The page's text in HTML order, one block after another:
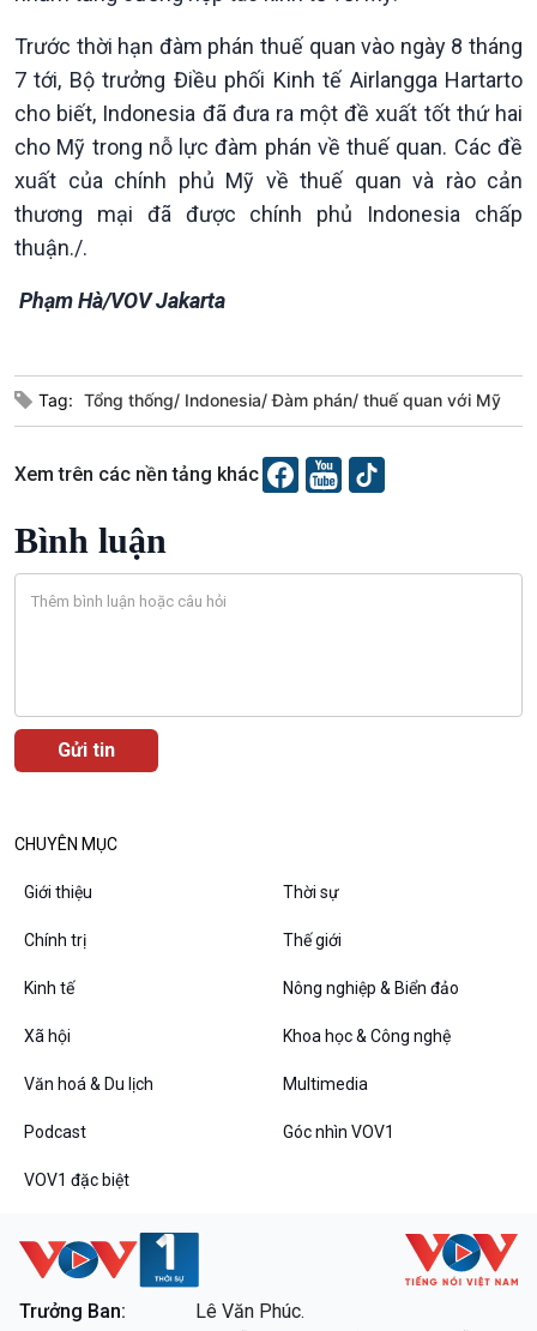
Văn hoá & Du lịch
Tin Văn hoá & Du lịch
Chát với người nổi tiếng
Multimedia
Ảnh
Câu chuyện thời sự
VOV1 đặc biệt
Thanh âm ký sự
Các chương trình đặc biệt
Trước thời hạn đàm phán thuế quan vào ngày 8 tháng
7 tới, Bộ trưởng Điều phối Kinh tế Airlangga Hartarto
cho biết, Indonesia đã đưa ra một đề xuất tốt thứ hai
cho Mỹ trong nỗ lực đàm phán về thuế quan. Các đề
xuất của chính phủ Mỹ về thuế quan và rào cản
thương mại đã được chính phủ Indonesia chấp
thuận./.
Phạm Hà/VOV Jakarta
Tag: Tổng thống/ Indonesia/ Đàm phán/ thuế quan với Mỹ
Xem trên các nền tảng khác
Bình luận
CHUYÊN MỤC
Giới thiệu Thời sự
Chính trị Thế giới
Kinh tế Nông nghiệp & Biển đảo
Xã hội Khoa học & Công nghệ
Văn hoá & Du lịch Multimedia
Podcast Góc nhìn VOV1
VOV1 đặc biệt
Trưởng Ban:
Lê Văn Phúc.